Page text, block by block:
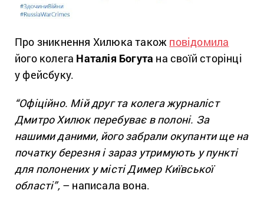
Про зникнення Хилюка також повідомила
його колега Наталія Богута на своїй сторінці
у фейсбуку.
“Офіційно. Мій друг та колега журналіст
Дмитро Хилюк перебуває в полоні. За
нашими даними, його забрали окупанти ще на
початку березня і зараз утримують у пункті
для полонених у місті Димер Київської
області”,– написала вона.